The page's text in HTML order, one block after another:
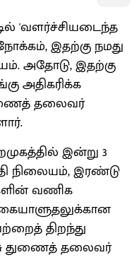
'வளர்ச்சியடைந்த
இதற்கு நமது
அதோடு, இதற்கு
அதிகரிக்க
தலைவர்
இன்று 3
நிலையம், இரண்டு
வணிக
திறந்து
துணைத் தலைவர்